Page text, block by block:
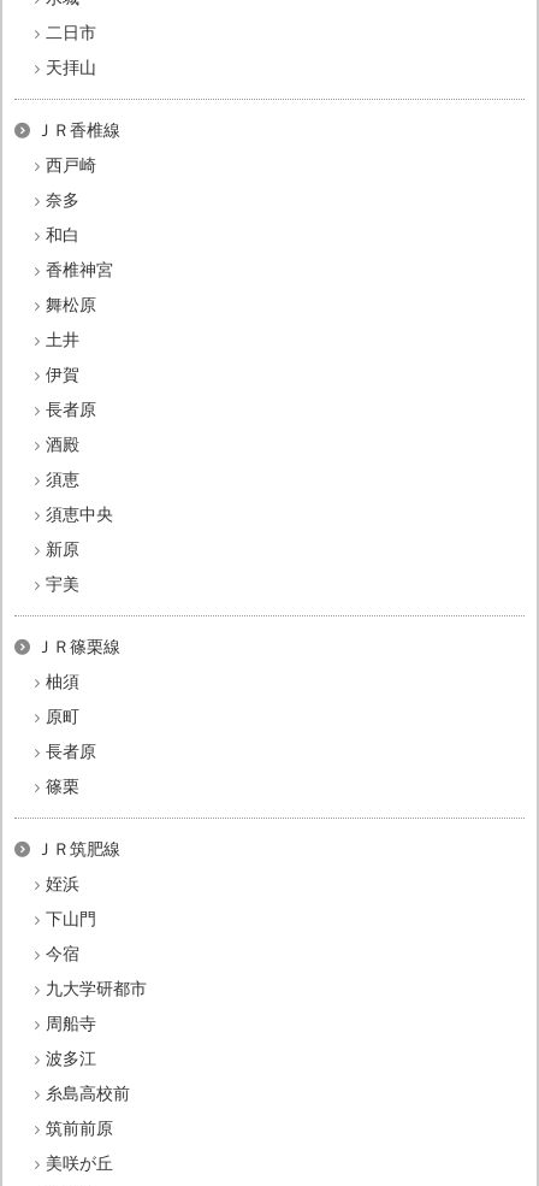
二日市
天拝山
ＪＲ香椎線
西戸崎
奈多
和白
香椎神宮
舞松原
土井
伊賀
長者原
酒殿
須恵
須恵中央
新原
宇美
ＪＲ篠栗線
柚須
原町
長者原
篠栗
ＪＲ筑肥線
姪浜
下山門
今宿
九大学研都市
周船寺
波多江
糸島高校前
筑前前原
美咲が丘